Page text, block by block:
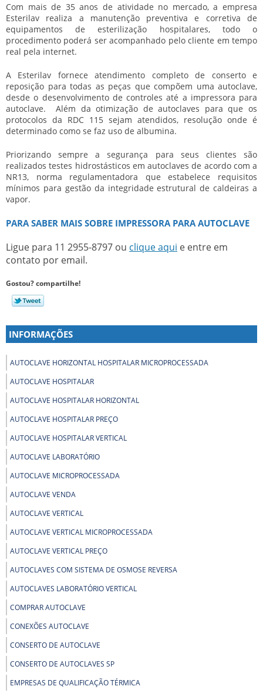
Com mais de 35 anos de atividade no mercado, a empresa
Esterilav realiza a manutenção preventiva e corretiva de
equipamentos de esterilização hospitalares, todo o
procedimento poderá ser acompanhado pelo cliente em tempo
real pela internet.
A Esterilav fornece atendimento completo de conserto e
reposição para todas as peças que compõem uma autoclave,
desde o desenvolvimento de controles até a impressora para
autoclave. Além da otimização de autoclaves para que os
protocolos da RDC 115 sejam atendidos, resolução onde é
determinado como se faz uso de albumina.
Priorizando sempre a segurança para seus clientes são
realizados testes hidrostásticos em autoclaves de acordo com a
NR13, norma regulamentadora que estabelece requisitos
mínimos para gestão da integridade estrutural de caldeiras a
vapor.
PARA SABER MAIS SOBRE IMPRESSORA PARA AUTOCLAVE
Ligue para 11 2955-8797 ou clique aqui e entre em
contato por email.
Gostou? compartilhe!
INFORMAÇÕES
AUTOCLAVE HORIZONTAL HOSPITALAR MICROPROCESSADA
AUTOCLAVE HOSPITALAR
AUTOCLAVE HOSPITALAR HORIZONTAL
AUTOCLAVE HOSPITALAR PREÇO
AUTOCLAVE HOSPITALAR VERTICAL
AUTOCLAVE LABORATÓRIO
AUTOCLAVE MICROPROCESSADA
AUTOCLAVE VENDA
AUTOCLAVE VERTICAL
AUTOCLAVE VERTICAL MICROPROCESSADA
AUTOCLAVE VERTICAL PREÇO
AUTOCLAVES COM SISTEMA DE OSMOSE REVERSA
AUTOCLAVES LABORATÓRIO VERTICAL
COMPRAR AUTOCLAVE
CONEXÕES AUTOCLAVE
CONSERTO DE AUTOCLAVE
CONSERTO DE AUTOCLAVES SP
EMPRESAS DE QUALIFICAÇÃO TÉRMICA